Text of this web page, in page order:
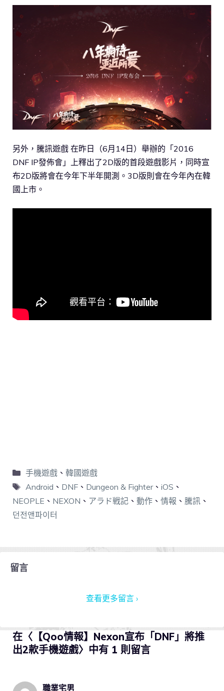
另外，騰訊遊戲 在昨日（6月14日）舉辦的「2016
DNF IP發佈會」上釋出了2D版的首段遊戲影片，同時宣
布2D版將會在今年下半年開測。3D版則會在今年內在韓
國上市。
手機遊戲、 韓國遊戲
Android 、 DNF、 Dungeon & Fighter、 iOS 、
NEOPLE 、 NEXON 、 アラド戦記 、 動作 、 情報 、 騰訊 、
던전앤파이터
留言
查看更多留言 ›
在〈【Qoo情報】Nexon宣布「DNF」將推
出2款手機遊戲〉中有 1 則留言
職業宅男